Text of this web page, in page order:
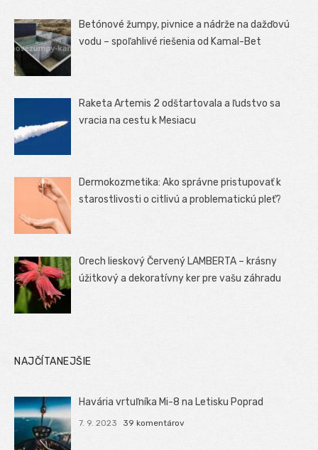
Betónové žumpy, pivnice a nádrže na dažďovú
vodu – spoľahlivé riešenia od Kamal-Bet
Raketa Artemis 2 odštartovala a ľudstvo sa
vracia na cestu k Mesiacu
Dermokozmetika: Ako správne pristupovať k
starostlivosti o citlivú a problematickú pleť?
Orech lieskový Červený LAMBERTA – krásny
úžitkový a dekoratívny ker pre vašu záhradu
NAJČÍTANEJŠIE
Havária vrtuľníka Mi-8 na Letisku Poprad
7. 9. 2023 39 komentárov